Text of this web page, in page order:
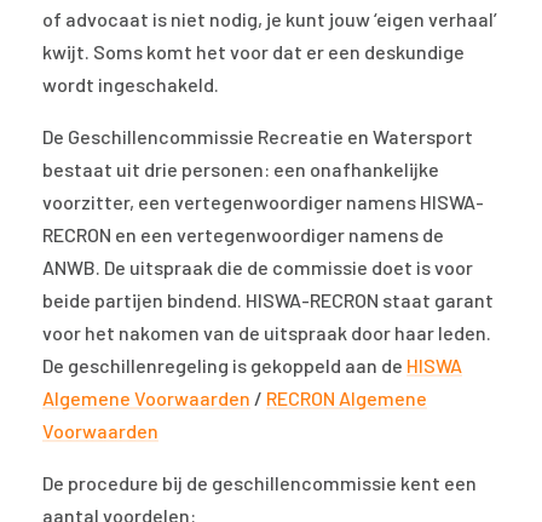
of advocaat is niet nodig, je kunt jouw ‘eigen verhaal’
kwijt. Soms komt het voor dat er een deskundige
wordt ingeschakeld.
De Geschillencommissie Recreatie en Watersport
bestaat uit drie personen: een onafhankelijke
voorzitter, een vertegenwoordiger namens HISWA-
RECRON en een vertegenwoordiger namens de
ANWB. De uitspraak die de commissie doet is voor
beide partijen bindend. HISWA-RECRON staat garant
voor het nakomen van de uitspraak door haar leden.
De geschillenregeling is gekoppeld aan de HISWA
Algemene Voorwaarden / RECRON Algemene
Voorwaarden
De procedure bij de geschillencommissie kent een
aantal voordelen: